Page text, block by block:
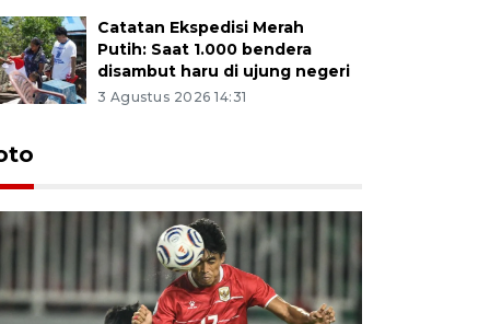
Catatan Ekspedisi Merah
Putih: Saat 1.000 bendera
disambut haru di ujung negeri
3 Agustus 2026 14:31